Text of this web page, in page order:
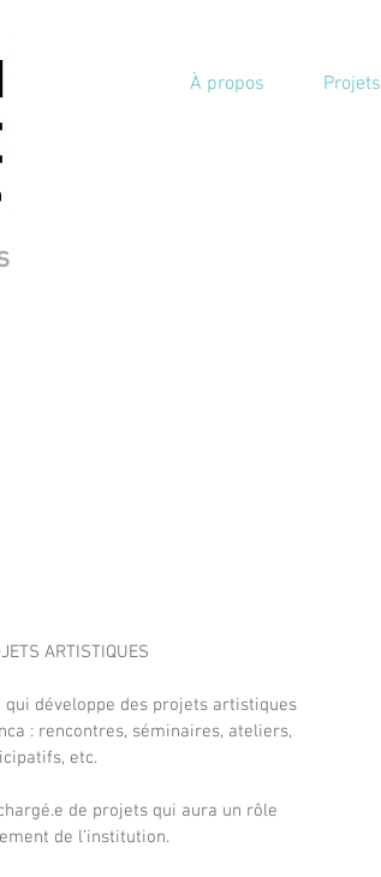
À propos Projets
ARTISTIQUES
qui développe des projets artistiques
: rencontres, séminaires, ateliers,
etc.
de projets qui aura un rôle
de l’institution.